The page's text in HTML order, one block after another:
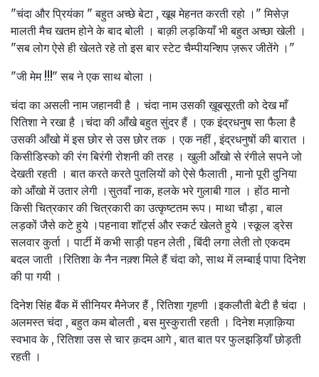
"चंदा और प्रियंका " बहुत अच्छे बेटा , खूब मेहनत करती रहो ।" मिसेज़
मालती मैच खतम होने के बाद बोली । बाक़ी लड़कियाँ भी बहुत अच्छा खेली ।
"सब लोग ऐसे ही खेलते रहे तो इस बार स्टेट चैम्पीयन्शिप ज़रूर जीतेंगे ।"
"जी मेम !!!" सब ने एक साथ बोला ।
चंदा का असली नाम जहानवी है । चंदा नाम उसकी ख़ूबसूरती को देख माँ
रितिशा ने रखा है ।चंदा की आँखे बहुत सुंदर हैं । एक इंद्रधनुष सा फैला है
उसकी आँखो में इस छोर से उस छोर तक । एक नहीं , इंद्रधनुषों की बारात ।
किसीडिस्को की रंग बिरंगी रोशनी की तरह । खुली आँखो से रंगीले सपने जो
देखती रहती । बात करते करते पुतलियों को ऐसे फैलाती , मानो पूरी दुनिया
को आँखो में उतार लेगी ।सुतवाँ नाक, हलके भरे गुलाबी गाल । होंठ मानो
किसी चित्रकार की चित्रकारी का उत्कृष्टतम रूप। माथा चौड़ा , बाल
लड़कों जैसे कटे हुये ।पहनावा शॉर्ट्स और स्कर्ट खेलते हुये ।स्कूल ड्रेस
सलवार कुर्ता । पार्टी में कभी साड़ी पहन लेती , बिंदी लगा लेती तो एकदम
बदल जाती ।रितिशा के नैन नक़्श मिले हैं चंदा को, साथ में लम्बाई पापा दिनेश
की पा गयी ।
दिनेश सिंह बैंक में सीनियर मैनेजर हैं , रितिशा गृहणी ।इकलौती बेटी है चंदा ।
अलमस्त चंदा , बहुत कम बोलती , बस मुस्कुराती रहती । दिनेश मज़ाक़िया
स्वभाव के , रितिशा उस से चार क़दम आगे , बात बात पर फुलझड़ियाँ छोड़ती
रहती ।